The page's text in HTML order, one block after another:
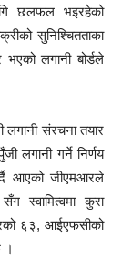
छलफल भइरहेको
सुनिश्चितताका
भएको लगानी बोर्डले
संरचना तयार
लगानी गर्ने निर्णय
आएको जीएमआरले
स्वामित्वमा कुरा
६३, आईएफसीको
।